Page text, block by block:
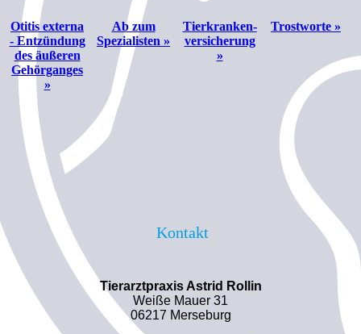
Otitis externa
- Entzündung
des äußeren
Gehörganges
»
Ab zum
Spezialisten »
Tierkranken­
versicherung
»
Trostworte »
Kontakt
Tierarztpraxis Astrid Rollin
Weiße Mauer 31
06217 Merseburg